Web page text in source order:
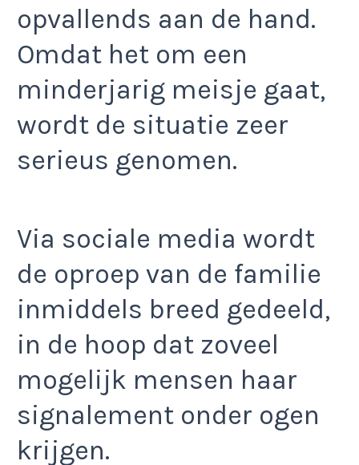
opvallends aan de hand.
Omdat het om een
minderjarig meisje gaat,
wordt de situatie zeer
serieus genomen.
Via sociale media wordt
de oproep van de familie
inmiddels breed gedeeld,
in de hoop dat zoveel
mogelijk mensen haar
signalement onder ogen
krijgen.